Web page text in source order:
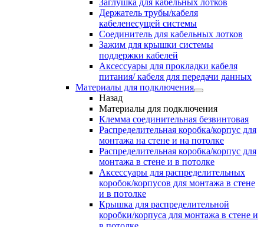
Заглушка для кабельных лотков
Держатель трубы/кабеля
кабеленесущей системы
Соединитель для кабельных лотков
Зажим для крышки системы
поддержки кабелей
Аксессуары для прокладки кабеля
питания/ кабеля для передачи данных
Материалы для подключения
Назад
Материалы для подключения
Клемма соединительная безвинтовая
Распределительная коробка/корпус для
монтажа на стене и на потолке
Распределительная коробка/корпус для
монтажа в стене и в потолке
Аксессуары для распределительных
коробок/корпусов для монтажа в стене
и в потолке
Крышка для распределительной
коробки/корпуса для монтажа в стене и